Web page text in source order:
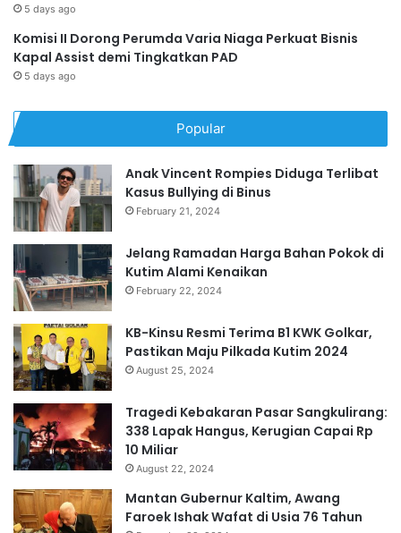
5 days ago
Komisi II Dorong Perumda Varia Niaga Perkuat Bisnis
Kapal Assist demi Tingkatkan PAD
5 days ago
Popular
Anak Vincent Rompies Diduga Terlibat
Kasus Bullying di Binus
February 21, 2024
Jelang Ramadan Harga Bahan Pokok di
Kutim Alami Kenaikan
February 22, 2024
KB-Kinsu Resmi Terima B1 KWK Golkar,
Pastikan Maju Pilkada Kutim 2024
August 25, 2024
Tragedi Kebakaran Pasar Sangkulirang:
338 Lapak Hangus, Kerugian Capai Rp
10 Miliar
August 22, 2024
Mantan Gubernur Kaltim, Awang
Faroek Ishak Wafat di Usia 76 Tahun